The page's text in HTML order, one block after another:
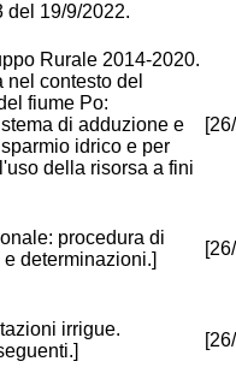
del 19/9/2022.
Rurale 2014-2020.
nel contesto del
fiume Po:
di adduzione e
idrico e per
della risorsa a fini
procedura di
determinazioni.]
irrigue.